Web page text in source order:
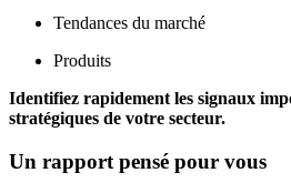
Tendances du marché
Produits
Identifiez rapidement les signaux
stratégiques de votre secteur.
Un rapport pensé pour vous